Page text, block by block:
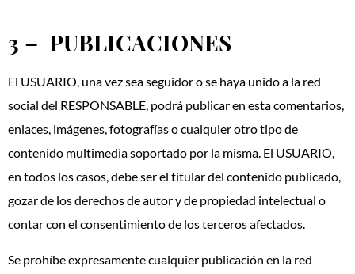
3 – PUBLICACIONES
El USUARIO, una vez sea seguidor o se haya unido a la red
social del RESPONSABLE, podrá publicar en esta comentarios,
enlaces, imágenes, fotografías o cualquier otro tipo de
contenido multimedia soportado por la misma. El USUARIO,
en todos los casos, debe ser el titular del contenido publicado,
gozar de los derechos de autor y de propiedad intelectual o
contar con el consentimiento de los terceros afectados.
Se prohíbe expresamente cualquier publicación en la red